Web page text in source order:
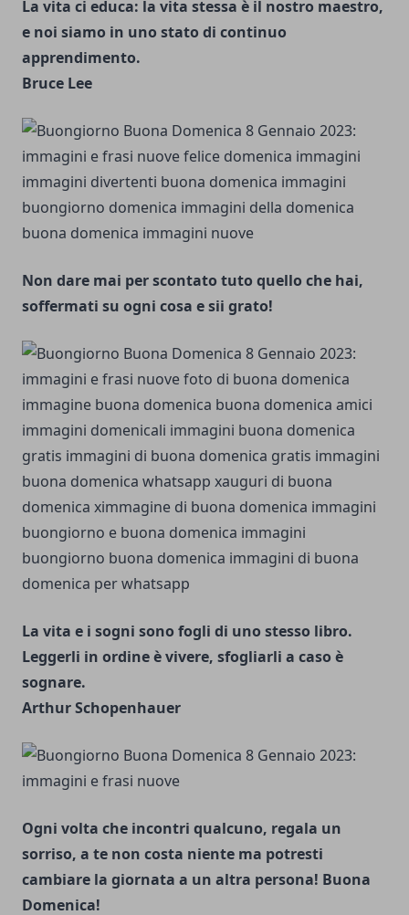
La vita ci educa: la vita stessa è il nostro maestro,
e noi siamo in uno stato di continuo
apprendimento.
Bruce Lee
Non dare mai per scontato tuto quello che hai,
soffermati su ogni cosa e sii grato!
La vita e i sogni sono fogli di uno stesso libro.
Leggerli in ordine è vivere, sfogliarli a caso è
sognare.
Arthur Schopenhauer
Ogni volta che incontri qualcuno, regala un
sorriso, a te non costa niente ma potresti
cambiare la giornata a un altra persona! Buona
Domenica!